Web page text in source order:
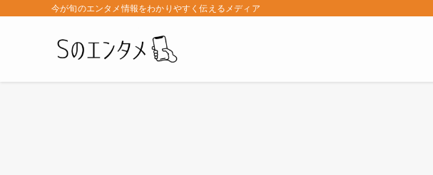
今が旬のエンタメ情報をわかりやすく伝えるメディア